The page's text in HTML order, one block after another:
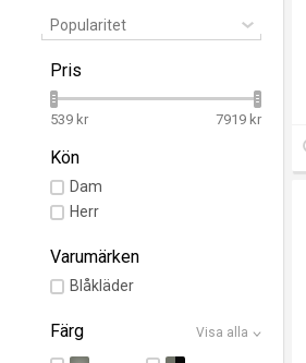
Popularitet
Pris
539 kr 7919 kr
Kön
Dam
Herr
Varumärken
Blåkläder
Färg Visa alla